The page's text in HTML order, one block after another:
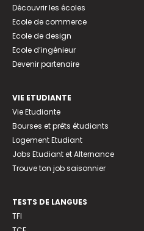
Découvrir les écoles
Ecole de commerce
Ecole de design
Ecole d’ingénieur
Devenir partenaire
VIE ETUDIANTE
Vie Etudiante
Bourses et prêts étudiants
Logement Etudiant
Jobs Etudiant et Alternance
Trouve ton job saisonnier
TESTS DE LANGUES
TFI